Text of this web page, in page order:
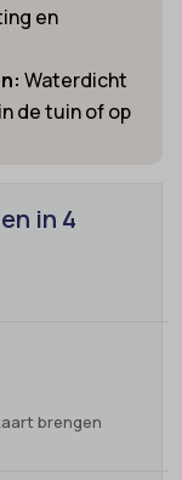
en
Waterdicht
de tuin of op
in 4
brengen